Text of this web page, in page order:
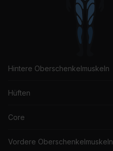
Hintere Oberschenkelmuskeln
Hüften
Core
Vordere Oberschenkelmuskeln